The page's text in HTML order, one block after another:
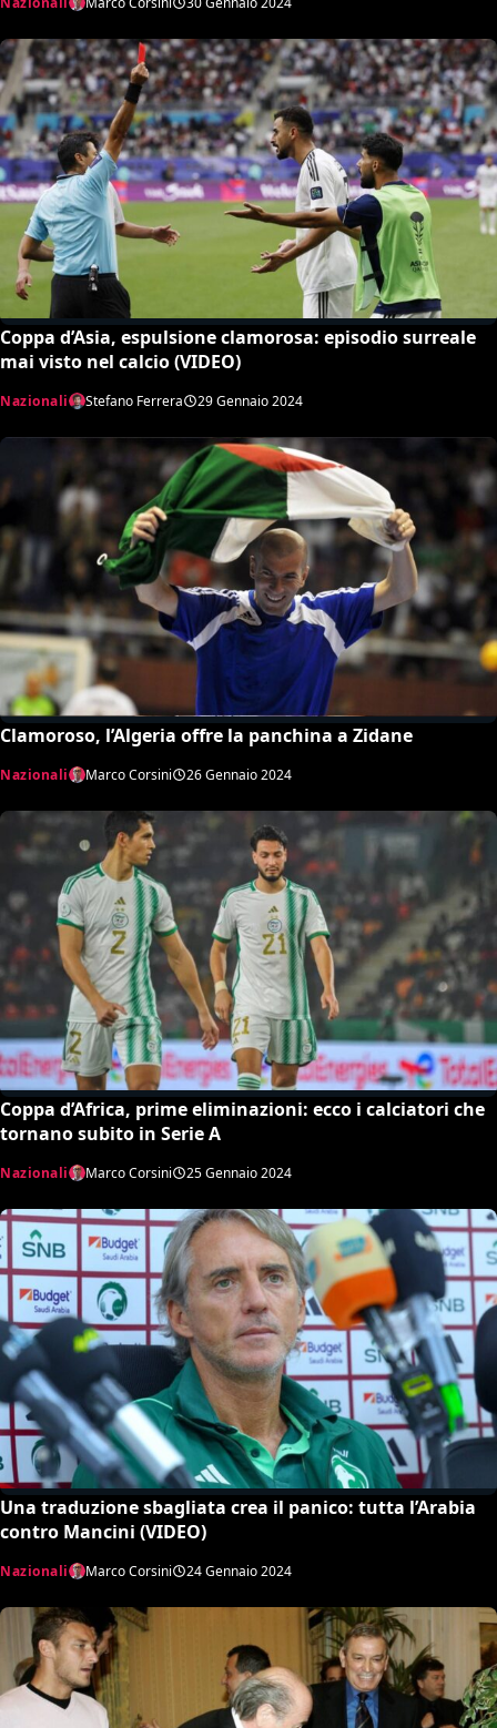
Coppa d’Asia, espulsione clamorosa: episodio surreale
mai visto nel calcio (VIDEO)
Nazionali Stefano Ferrera 29 Gennaio 2024
Clamoroso, l’Algeria offre la panchina a Zidane
Nazionali Marco Corsini 26 Gennaio 2024
Coppa d’Africa, prime eliminazioni: ecco i calciatori che
tornano subito in Serie A
Nazionali Marco Corsini 25 Gennaio 2024
Una traduzione sbagliata crea il panico: tutta l’Arabia
contro Mancini (VIDEO)
Nazionali Marco Corsini 24 Gennaio 2024